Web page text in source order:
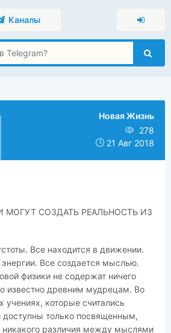
Каналы
Новая Жизнь
278
21 Авг 2018
СОЗДАТЬ РЕАЛЬНОСТЬ ИЗ
Все находится в движении.
энергии. Все создается мыслью.
физики не содержат ничего
известно древним мудрецам. Во
учениях, которые считались
только посвященным,
никакого различия между мыслями